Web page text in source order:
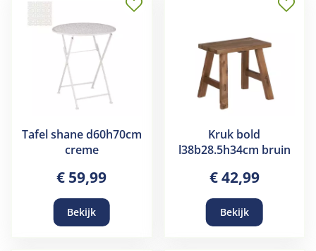
Tafel shane d60h70cm
creme
€ 59,99
Bekijk
Kruk bold
l38b28.5h34cm bruin
€42,99
Bekijk